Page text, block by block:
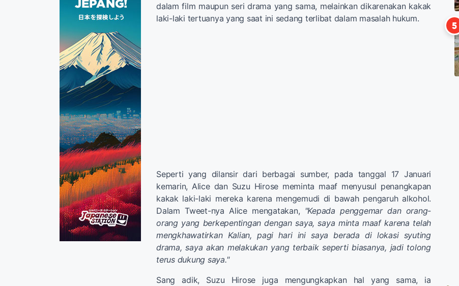
dalam film maupun seri drama yang sama, melainkan dikarenakan kakak
laki-laki tertuanya yang saat ini sedang terlibat dalam masalah hukum.
Seperti yang dilansir dari berbagai sumber, pada tanggal 17 Januari
kemarin, Alice dan Suzu Hirose meminta maaf menyusul penangkapan
kakak laki-laki mereka karena mengemudi di bawah pengaruh alkohol.
Dalam Tweet-nya Alice mengatakan, "Kepada penggemar dan orang-
orang yang berkepentingan dengan saya, saya minta maaf karena telah
mengkhawatirkan Kalian, pagi hari ini saya berada di lokasi syuting
drama, saya akan melakukan yang terbaik seperti biasanya, jadi tolong
terus dukung saya."
Sang adik, Suzu Hirose juga mengungkapkan hal yang sama, ia
5